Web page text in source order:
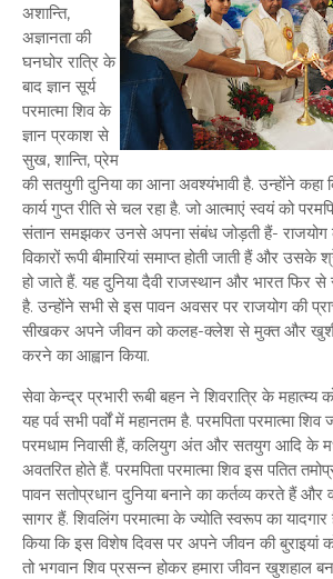
अशान्ति,
अज्ञानता की
घनघोर रात्रि के
बाद ज्ञान सूर्य
परमात्मा शिव के
ज्ञान प्रकाश से
सुख, शान्ति, प्रेम
की सतयुगी दुनिया का आना अवश्यंभावी है. उन्होंने कहा
कार्य गुप्त रीति से चल रहा है. जो आत्माएं स्वयं को
संतान समझकर उनसे अपना संबंध जोड़ती हैं- राजयोग
विकारों रूपी बीमारियां समाप्त होती जाती हैं और
हो जाते हैं. यह दुनिया दैवी राजस्थान और भारत फिर से
है. उन्होंने सभी से इस पावन अवसर पर राजयोग की
सीखकर अपने जीवन को कलह-क्लेश से मुक्त और
करने का आह्वान किया.
सेवा केन्द्र प्रभारी रूबी बहन ने शिवरात्रि के महात्म्य
यह पर्व सभी पर्वों में महानतम है. परमपिता परमात्मा शिव
परमधाम निवासी हैं, कलियुग अंत और सतयुग आदि के
अवतरित होते हैं. परमपिता परमात्मा शिव इस पतित
पावन सतोप्रधान दुनिया बनाने का कर्तव्य करते हैं और
सागर हैं. शिवलिंग परमात्मा के ज्योति स्वरूप का
किया कि इस विशेष दिवस पर अपने जीवन की बुराइयां
तो भगवान शिव प्रसन्न होकर हमारा जीवन खुशहाल